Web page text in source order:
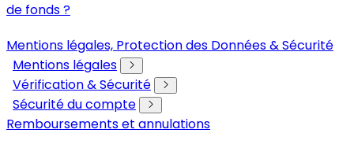
de fonds ?
Mentions légales, Protection des Données & Sécurité
Mentions légales
Vérification & Sécurité
Sécurité du compte
Remboursements et annulations